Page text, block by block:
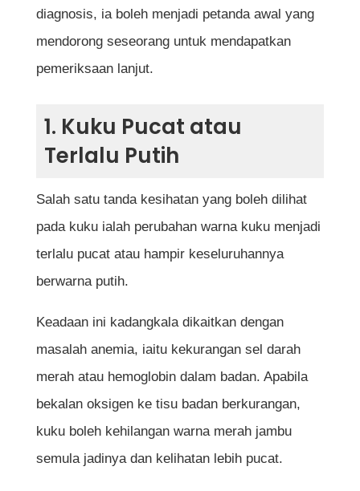
kerana perubahan pada kuku?
Adakah kuku rapuh menunjukkan
kekurangan vitamin?
melalui perubahan pada kuku?
Adakah garisan gelap pada kuku
Bagaimana cara terbaik untuk menjaga
kesihatan kuku?
Rujukan
diagnosis, ia boleh menjadi petanda awal yang
mendorong seseorang untuk mendapatkan
pemeriksaan lanjut.
1. Kuku Pucat atau
Terlalu Putih
Salah satu tanda kesihatan yang boleh dilihat
pada kuku ialah perubahan warna kuku menjadi
terlalu pucat atau hampir keseluruhannya
berwarna putih.
Keadaan ini kadangkala dikaitkan dengan
masalah anemia, iaitu kekurangan sel darah
merah atau hemoglobin dalam badan. Apabila
bekalan oksigen ke tisu badan berkurangan,
kuku boleh kehilangan warna merah jambu
semula jadinya dan kelihatan lebih pucat.